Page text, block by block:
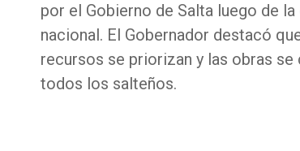
por el Gobierno de Salta luego de
nacional. El Gobernador destacó
recursos se priorizan y las obras
todos los salteños.